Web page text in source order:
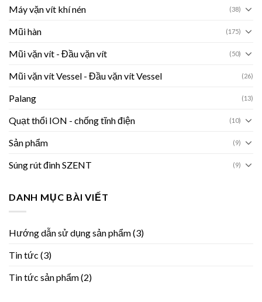
Máy vặn vít khí nén (38)
Mũi hàn (175)
Mũi vặn vít - Đầu vặn vít (50)
Mũi vặn vít Vessel - Đầu vặn vít Vessel (26)
Palang (13)
Quạt thổi ION - chống tĩnh điện (10)
Sản phẩm (9)
Súng rút đinh SZENT (9)
DANH MỤC BÀI VIẾT
Hướng dẫn sử dụng sản phẩm(3)
Tin tức (3)
Tin tức sản phẩm(2)